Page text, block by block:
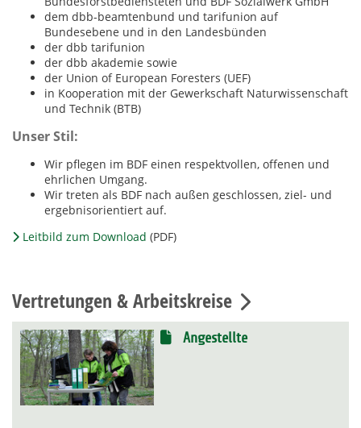
dem dbb-beamtenbund und tarifunion auf
Bundesebene und in den Landesbünden
der dbb tarifunion
der dbb akademie sowie
der Union of European Foresters (UEF)
in Kooperation mit der Gewerkschaft Naturwissenschaft
und Technik (BTB)
Unser Stil:
Wir pflegen im BDF einen respektvollen, offenen und
ehrlichen Umgang.
Wir treten als BDF nach außen geschlossen, ziel- und
ergebnisorientiert auf.
Leitbild zum Download (PDF)
Vertretungen & Arbeitskreise
Angestellte